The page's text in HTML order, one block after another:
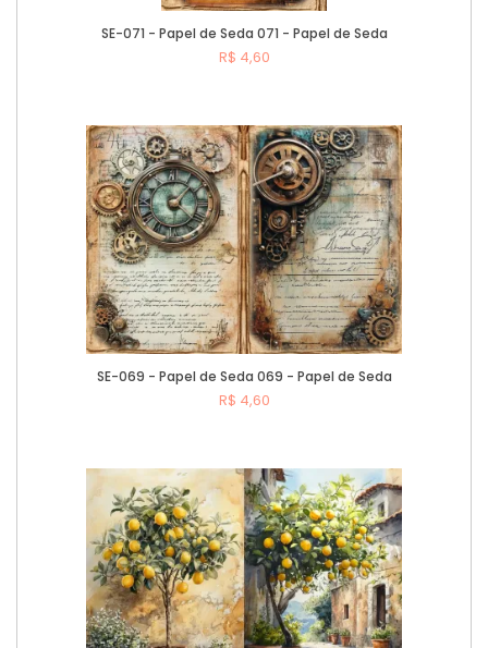
SE-071 - Papel de Seda 071 - Papel de Seda
R$ 4,60
SE-069 - Papel de Seda 069 - Papel de Seda
R$ 4,60